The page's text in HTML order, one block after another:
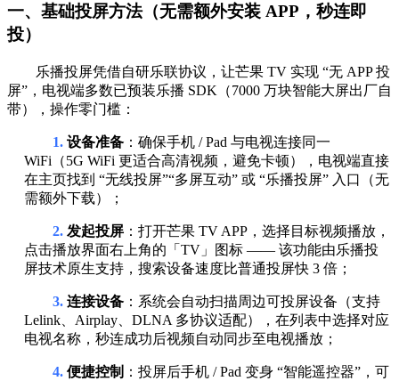
一、基础投屏方法（无需额外安装 APP，秒连即
投）
乐播投屏凭借自研乐联协议，让芒果 TV 实现 “无 APP 投
屏”，电视端多数已预装乐播 SDK（7000 万块智能大屏出厂自
带），操作零门槛：
1. 设备准备 ：确保手机 / Pad 与电视连接同一
WiFi（5G WiFi 更适合高清视频，避免卡顿），电视端直接
在主页找到 “无线投屏”“多屏互动” 或 “乐播投屏” 入口（无
需额外下载）；
2. 发起投屏 ：打开芒果 TV APP，选择目标视频播放，
点击播放界面右上角的「TV」图标 —— 该功能由乐播投
屏技术原生支持，搜索设备速度比普通投屏快 3 倍；
3. 连接设备 ：系统会自动扫描周边可投屏设备（支持
Lelink、Airplay、DLNA 多协议适配），在列表中选择对应
电视名称，秒连成功后视频自动同步至电视播放；
4. 便捷控制 ：投屏后手机 / Pad 变身 “智能遥控器”，可